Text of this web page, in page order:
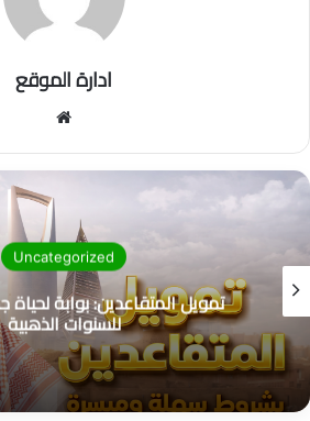
ادارة الموقع
الوي
ب
Uncategorized
تمويل مدينة القصيم: فرص مالية